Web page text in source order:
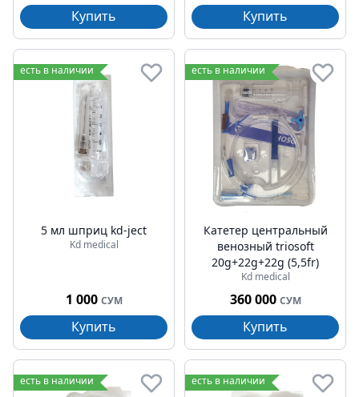
Купить Купить
есть в наличии
5 мл шприц kd-ject
Kd medical
1 000 СУМ
Купить
есть в наличии
Катетер центральный
венозный triosoft
20g+22g+22g (5,5fr)
Kd medical
360 000 СУМ
Купить
есть в наличии есть в наличии